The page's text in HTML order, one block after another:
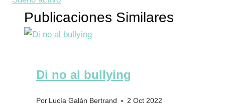
Publicaciones Similares
Di no al bullying
Por Lucía Galán Bertrand 2 Oct 2022